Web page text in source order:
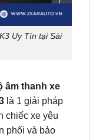
Uy Tín tại Sài
chiếc xe yêu
phối và bảo
ZKar Auto.
hoặc liên hệ